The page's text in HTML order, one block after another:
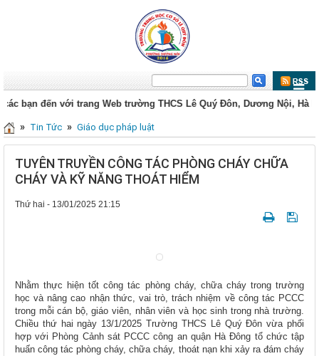
với trang Web trường THCS Lê Quý Đôn, Dương Nội, Hà Nội
» Tin Tức » Giáo dục pháp luật
TUYÊN TRUYỀN CÔNG TÁC PHÒNG CHÁY CHỮA
CHÁY VÀ KỸ NĂNG THOÁT HIỂM
Thứ hai - 13/01/2025 21:15
Nhằm thực hiện tốt công tác phòng cháy, chữa cháy trong trường
học và nâng cao nhận thức, vai trò, trách nhiệm về công tác PCCC
trong mỗi cán bộ, giáo viên, nhân viên và học sinh trong nhà trường.
Chiều thứ hai ngày 13/1/2025 Trường THCS Lê Quý Đôn vừa phối
hợp với Phòng Cảnh sát PCCC công an quận Hà Đông tổ chức tập
huấn công tác phòng cháy, chữa cháy, thoát nạn khi xảy ra đám cháy